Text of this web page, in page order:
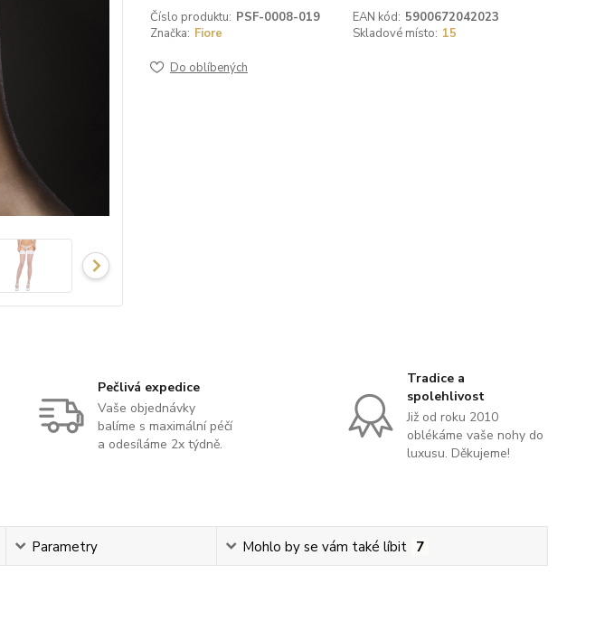
Číslo produktu: PSF-0008-019 EAN kód: 5900672042023
Značka: Fiore Skladové místo: 15
Do oblíbených
Pečlivá expedice
Vaše objednávky
balíme s maximální péčí
a odesíláme 2x týdně.
Tradice a
spolehlivost
Již od roku 2010
oblékáme vaše nohy do
luxusu. Děkujeme!
Parametry Mohlo by se vám také líbit 7